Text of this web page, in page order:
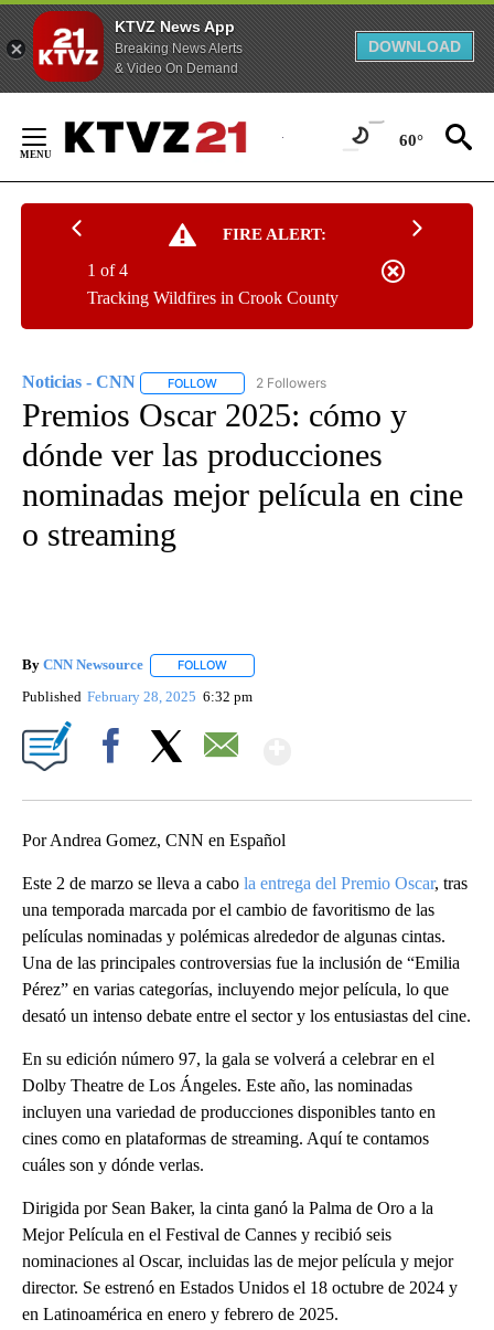
KTVZ News App
Breaking News Alerts
& Video On Demand
DOWNLOAD
Content
60°
FIRE ALERT:
Tracking Wildfires in Crook County
1 of 4
Noticias - CNN FOLLOW FOLLOW "NOTICIAS - CNN" TO RECEIVE
2 Followers
Premios Oscar 2025: cómo y
dónde ver las producciones
nominadas mejor película en cine
o streaming
By CNN Newsource FOLLOW
Published February 28, 2025 6:32 pm
Por Andrea Gomez, CNN en Español
Este 2 de marzo se lleva a cabo la entrega del Premio Oscar, tras
una temporada marcada por el cambio de favoritismo de las
películas nominadas y polémicas alrededor de algunas cintas.
Una de las principales controversias fue la inclusión de “Emilia
Pérez” en varias categorías, incluyendo mejor película, lo que
desató un intenso debate entre el sector y los entusiastas del cine.
En su edición número 97, la gala se volverá a celebrar en el
Dolby Theatre de Los Ángeles. Este año, las nominadas
incluyen una variedad de producciones disponibles tanto en
cines como en plataformas de streaming. Aquí te contamos
cuáles son y dónde verlas.
Dirigida por Sean Baker, la cinta ganó la Palma de Oro a la
Mejor Película en el Festival de Cannes y recibió seis
nominaciones al Oscar, incluidas las de mejor película y mejor
director. Se estrenó en Estados Unidos el 18 octubre de 2024 y
en Latinoamérica en enero y febrero de 2025.